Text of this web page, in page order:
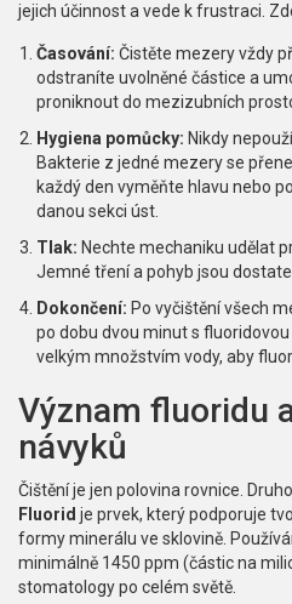
jejich účinnost a vede k frustraci.
Časování: Čistěte mezery vždy
odstraníte uvolněné částice a
proniknout do mezizubních
Hygiena pomůcky: Nikdy
Bakterie z jedné mezery se
každý den vyměňte hlavu nebo
danou sekci úst.
Tlak: Nechte mechaniku udělat
Jemné tření a pohyb jsou
Dokončení: Po vyčištění všech
po dobu dvou minut s
velkým množstvím vody, aby
Význam fluoridu
návyků
Čištění je jen polovina rovnice.
Fluorid je prvek, který podporuje
formy minerálu ve sklovině .
minimálně 1450 ppm (částic na
stomatology po celém světě.